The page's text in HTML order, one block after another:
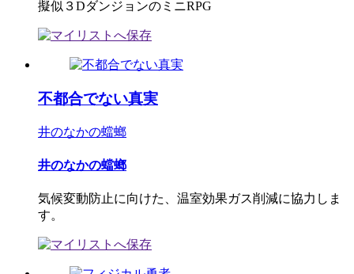
擬似３DダンジョンのミニRPG
不都合でない真実
井のなかの蟷螂
井のなかの蟷螂
気候変動防止に向けた、温室効果ガス削減に協力しま
す。